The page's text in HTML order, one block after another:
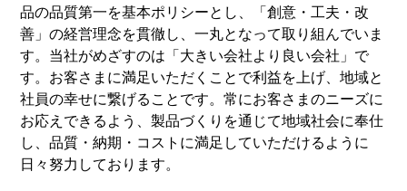
品の品質第一を基本ポリシーとし、「創意・工夫・改
善」の経営理念を貫徹し、一丸となって取り組んでいま
す。当社がめざすのは「大きい会社より良い会社」で
す。お客さまに満足いただくことで利益を上げ、地域と
社員の幸せに繋げることです。常にお客さまのニーズに
お応えできるよう、製品づくりを通じて地域社会に奉仕
し、品質・納期・コストに満足していただけるように
日々努力しております。